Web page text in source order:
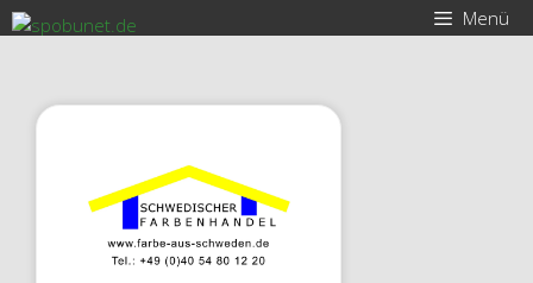
Zum
Inhalt
Menü